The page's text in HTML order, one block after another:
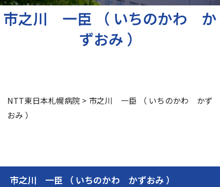
ご来院される方へ
採用情報
交通アクセス お問い合わせ
市之川 一臣 （ いちのかわ かずおみ ）
市之川 一臣 （ いちのかわ か
ずおみ ）
NTT東日本札幌病院 > 市之川 一臣 （ いちのかわ かず
おみ ）